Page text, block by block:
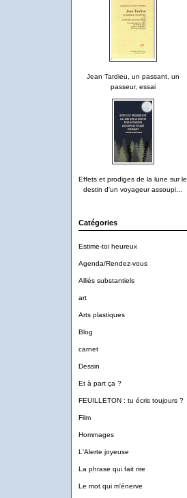
Jean Tardieu, un passant, un
passeur, essai
Effets et prodiges de la lune sur le
destin d'un voyageur assoupi...
Catégories
Estime-toi heureux
Agenda/Rendez-vous
Alliés substantiels
art
Arts plastiques
Blog
carnet
Dessin
Et à part ça ?
FEUILLETON : tu écris toujours ?
Film
Hommages
L'Alerte joyeuse
La phrase qui fait rire
Le mot qui m'énerve